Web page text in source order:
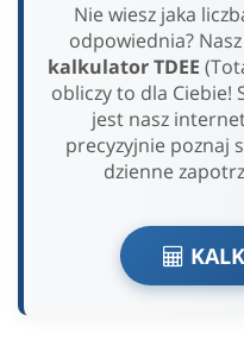
Nie wiesz jaka
odpowiednia?
kalkulator TDEE
obliczy to dla Ciebie!
jest nasz
precyzyjnie poznaj
dzienne